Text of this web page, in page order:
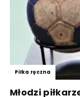
Piłka ręczna
Młodzi